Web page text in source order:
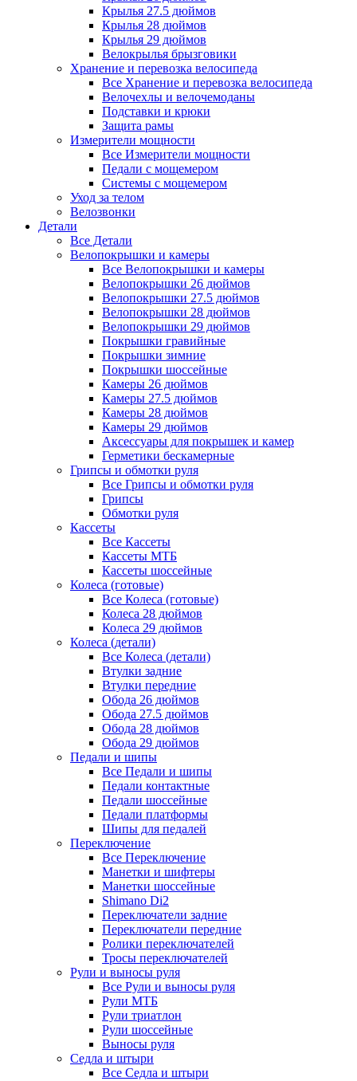
Крылья 27.5 дюймов
Крылья 28 дюймов
Крылья 29 дюймов
Велокрылья брызговики
Хранение и перевозка велосипеда
Все Хранение и перевозка велосипеда
Велочехлы и велочемоданы
Подставки и крюки
Защита рамы
Измерители мощности
Все Измерители мощности
Педали с мощемером
Системы с мощемером
Уход за телом
Велозвонки
Детали
Все Детали
Велопокрышки и камеры
Все Велопокрышки и камеры
Велопокрышки 26 дюймов
Велопокрышки 27.5 дюймов
Велопокрышки 28 дюймов
Велопокрышки 29 дюймов
Покрышки гравийные
Покрышки зимние
Покрышки шоссейные
Камеры 26 дюймов
Камеры 27.5 дюймов
Камеры 28 дюймов
Камеры 29 дюймов
Аксессуары для покрышек и камер
Герметики бескамерные
Грипсы и обмотки руля
Все Грипсы и обмотки руля
Грипсы
Обмотки руля
Кассеты
Все Кассеты
Кассеты МТБ
Кассеты шоссейные
Колеса (готовые)
Все Колеса (готовые)
Колеса 28 дюймов
Колеса 29 дюймов
Колеса (детали)
Все Колеса (детали)
Втулки задние
Втулки передние
Обода 26 дюймов
Обода 27.5 дюймов
Обода 28 дюймов
Обода 29 дюймов
Педали и шипы
Все Педали и шипы
Педали контактные
Педали шоссейные
Педали платформы
Шипы для педалей
Переключение
Все Переключение
Манетки и шифтеры
Манетки шоссейные
Shimano Di2
Переключатели задние
Переключатели передние
Ролики переключателей
Тросы переключателей
Рули и выносы руля
Все Рули и выносы руля
Рули МТБ
Рули триатлон
Рули шоссейные
Выносы руля
Седла и штыри
Все Седла и штыри